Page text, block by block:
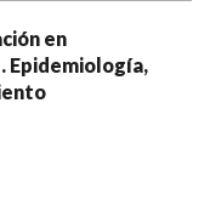
en
Epidemiología,